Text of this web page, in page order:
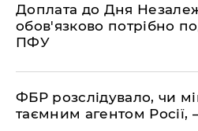
Доплата до Дня
обов'язково потрібно
ПФУ
ФБР розслідувало, чи
таємним агентом Росії,